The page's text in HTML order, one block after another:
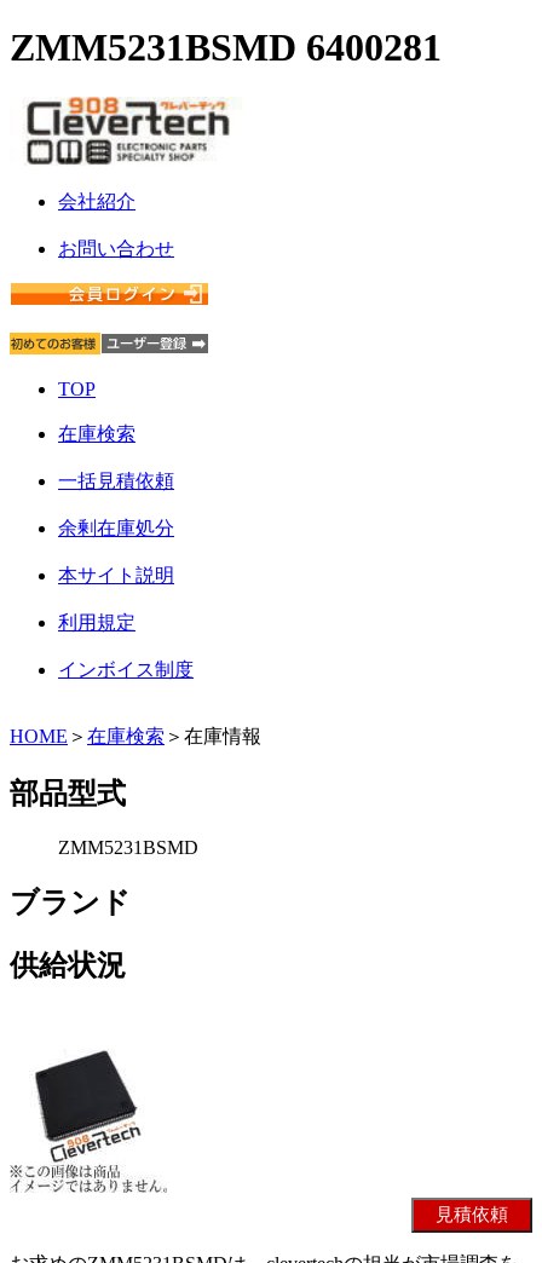
ZMM5231BSMD 6400281
会社紹介
お問い合わせ
TOP
在庫検索
一括見積依頼
余剰在庫処分
本サイト説明
利用規定
インボイス制度
HOME ＞ 在庫検索 ＞在庫情報
部品型式
ZMM5231BSMD
ブランド
供給状況